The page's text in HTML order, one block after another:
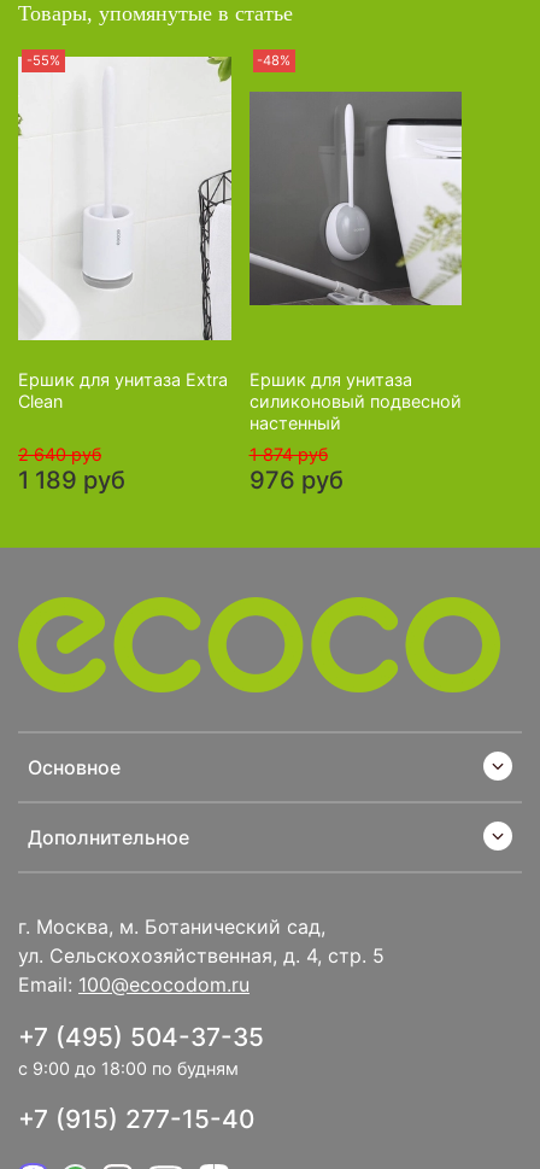
Товары, упомянутые в статье
-55%
Ершик для унитаза Extra
Clean
2 640 руб
1 189 руб
-48%
Ершик для унитаза
силиконовый подвесной
настенный
1 874 руб
976 руб
г. Москва, м. Ботанический сад,
ул. Сельскохозяйственная, д. 4, стр. 5
Email: 100@ecocodom.ru
+7 (495) 504-37-35
с 9:00 до 18:00 по будням
+7 (915) 277-15-40
Основное
Дополнительное